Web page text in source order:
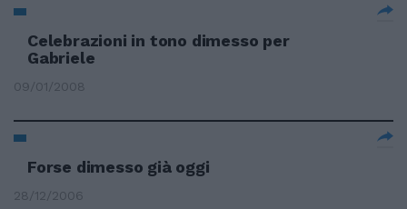
Celebrazioni in tono dimesso per
Gabriele
09/01/2008
Forse dimesso già oggi
28/12/2006